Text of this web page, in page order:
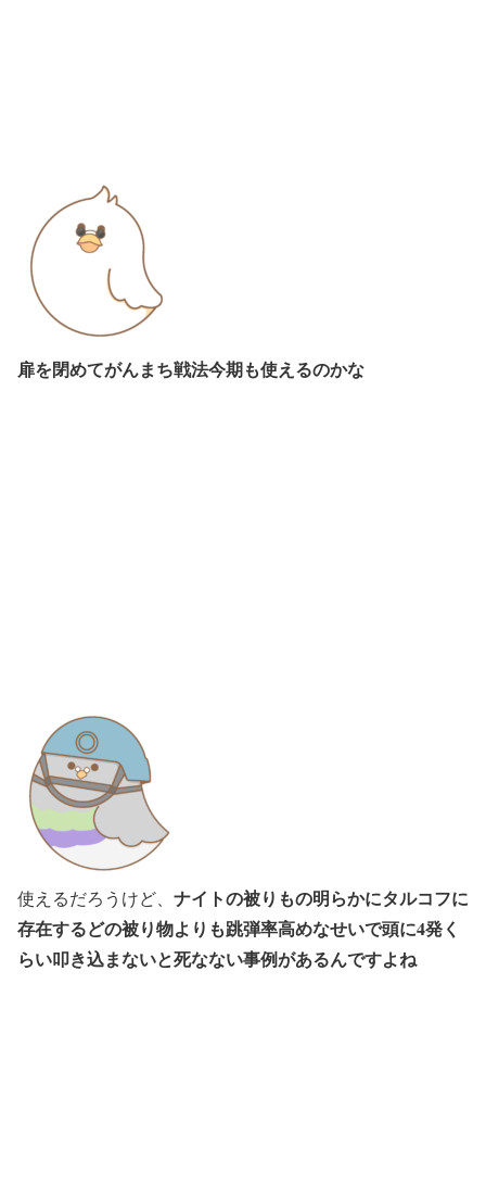
扉を閉めてがんまち戦法今期も使えるのかな
使えるだろうけど、 ナイトの被りもの明らかにタルコフに
存在するどの被り物よりも跳弾率高めなせいで頭に4発く
らい叩き込まないと死なない事例があるんですよね